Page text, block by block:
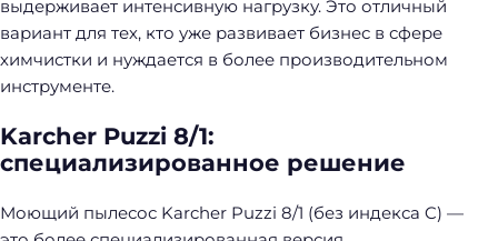
выдерживает интенсивную нагрузку. Это отличный
вариант для тех, кто уже развивает бизнес в сфере
химчистки и нуждается в более производительном
инструменте.
Karcher Puzzi 8/1:
специализированное решение
Моющий пылесос Karcher Puzzi 8/1 (без индекса C) —